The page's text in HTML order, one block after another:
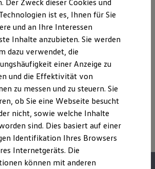
Förderung
und Konnektivität
ID. Software 6
Versionen und Updates
Extras
zu Ihrem ID.
R und R Experience
entdecken
Kollektion
Kollektion
Verbrauchs- und Emissionswerte beziehen
einzelnes Fahrzeug und sind nicht Bestandteil
dienen allein Vergleichszwecken
Fahrzeugtypen.
und Zubehör(Anbauteile, Reifenformat
Fahrzeugparameter, wie z. B.
und Aerodynamik verändern und neben
Verkehrsbedingungen sowie dem
den Kraftstoffverbrauch, den
die CO₂-Emissionen und die
eines Fahrzeugs beeinflussen.
Der Zweck dieser Cookies und
ist es, Ihnen für Sie
und an Ihre Interessen
Inhalte anzubieten. Sie werden
dazu verwendet, die
einer Anzeige zu
und die Effektivität von
zu messen und zu steuern. Sie
ob Sie eine Webseite besucht
nicht, sowie welche Inhalte
sind. Dies basiert auf einer
Identifikation Ihres Browsers
Internetgeräts. Die
können mit anderen